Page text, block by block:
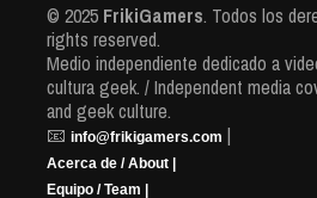
© 2025 FrikiGamers. Todos los
rights reserved.
Medio independiente dedicado a
cultura geek. / Independent media
and geek culture.
📧 info@frikigamers.com |
Acerca de / About |
Equipo / Team |